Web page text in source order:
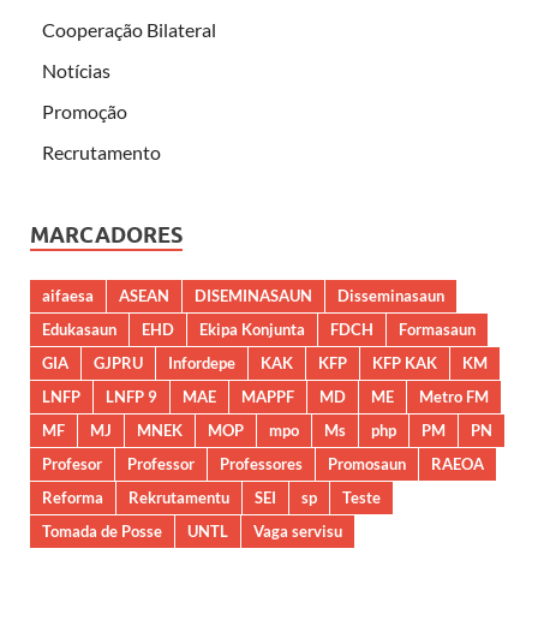
Cooperação Bilateral
Notícias
Promoção
Recrutamento
MARCADORES
aifaesa ASEAN DISEMINASAUN
Disseminasaun
Edukasaun
EHD Ekipa Konjunta FDCH
Formasaun
GIA
GJPRU Infordepe KAK KFP KFP KAK
KM
LNFP
LNFP 9 MAE MAPPF MD ME
Metro FM
MF
MJ MNEK MOP mpo Ms php PM
PN
Profesor
Professor Professores Promosaun
RAEOA
Reforma
Rekrutamentu SEI sp
Teste
Tomada de Posse
UNTL Vaga servisu